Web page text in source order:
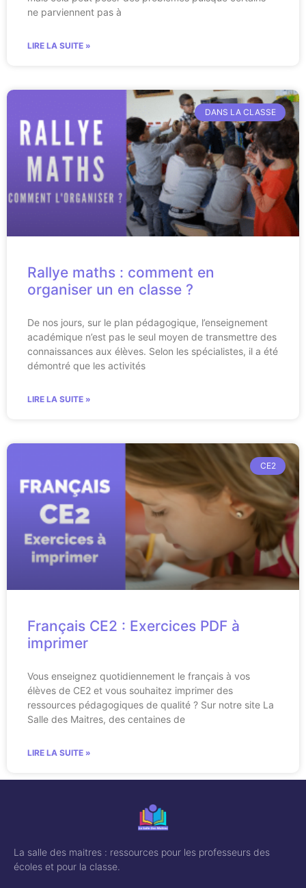
ne parviennent pas à
LIRE LA SUITE »
DANS LA CLASSE
Rallye maths : comment en
organiser un en classe ?
De nos jours, sur le plan pédagogique, l’enseignement
académique n’est pas le seul moyen de transmettre des
connaissances aux élèves. Selon les spécialistes, il a été
démontré que les activités
LIRE LA SUITE »
CE2
Français CE2 : Exercices PDF à
imprimer
Vous enseignez quotidiennement le français à vos
élèves de CE2 et vous souhaitez imprimer des
ressources pédagogiques de qualité ? Sur notre site La
Salle des Maitres, des centaines de
LIRE LA SUITE »
La salle des maitres : ressources pour les professeurs des
écoles et pour la classe.